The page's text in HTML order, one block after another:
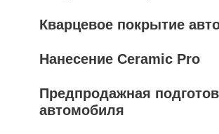
Кварцевое покрытие
Нанесение Ceramic Pro
Предпродажная
автомобиля